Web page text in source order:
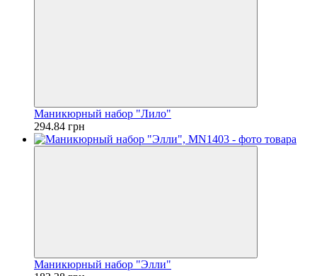
Маникюрный набор "Лило"
294.84 грн
Маникюрный набор "Элли"